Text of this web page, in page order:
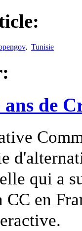
, Tunisie
de
qui a
CC en